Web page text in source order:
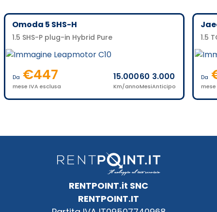
Omoda 5 SHS-H
1.5 SHS-P plug-in Hybrid Pure
Da €447
mese IVA esclusa
15.000
Km/anno
60
Mesi
3.000
Anticipo
1.5
Da
RENTPOINT.it SNC
RENTPOINT.IT